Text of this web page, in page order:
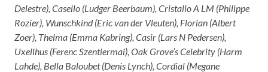
Delestre), Casello (Ludger Beerbaum), Cristallo A LM (Philippe
Rozier), Wunschkind (Eric van der Vleuten), Florian (Albert
Zoer), Thelma (Emma Kabring), Casir (Lars N Pedersen),
Uxellhus (Ferenc Szentiermai), Oak Grove’s Celebrity (Harm
Lahde), Bella Baloubet (Denis Lynch), Cordial (Megane